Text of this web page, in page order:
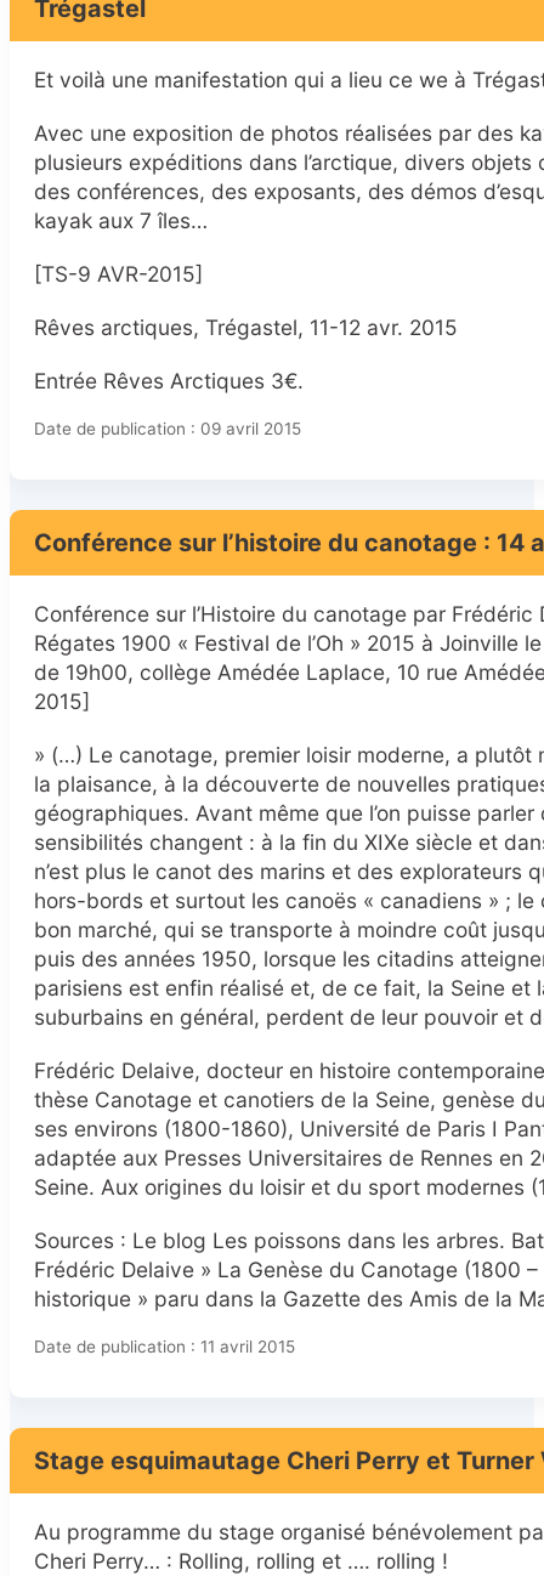
Trégastel
Et voilà une manifestation qui a lieu ce we à
Avec une exposition de photos réalisées par des
plusieurs expéditions dans l’arctique, divers
des conférences, des exposants, des démos
kayak aux 7 îles…
[TS-9 AVR-2015]
Rêves arctiques, Trégastel, 11-12 avr. 2015
Entrée Rêves Arctiques 3€.
Date de publication : 09 avril 2015
Conférence sur l’histoire du canotage : 14
Conférence sur l’Histoire du canotage par
Régates 1900 « Festival de l’Oh » 2015 à Joinville
de 19h00, collège Amédée Laplace, 10 rue
2015]
» (…) Le canotage, premier loisir moderne, a
la plaisance, à la découverte de nouvelles
géographiques. Avant même que l’on puisse
sensibilités changent : à la fin du XIXe siècle et
n’est plus le canot des marins et des explorateurs
hors-bords et surtout les canoës « canadiens » ;
bon marché, qui se transporte à moindre coût
puis des années 1950, lorsque les citadins
parisiens est enfin réalisé et, de ce fait, la Seine et
suburbains en général, perdent de leur pouvoir et
Frédéric Delaive, docteur en histoire
thèse Canotage et canotiers de la Seine, genèse
ses environs (1800-1860), Université de Paris I
adaptée aux Presses Universitaires de Rennes en
Seine. Aux origines du loisir et du sport modernes
Sources : Le blog Les poissons dans les arbres.
Frédéric Delaive » La Genèse du Canotage (1800
historique » paru dans la Gazette des Amis de la
Date de publication : 11 avril 2015
Stage esquimautage Cheri Perry et Turner
Au programme du stage organisé bénévolement
Cheri Perry… : Rolling, rolling et …. rolling !